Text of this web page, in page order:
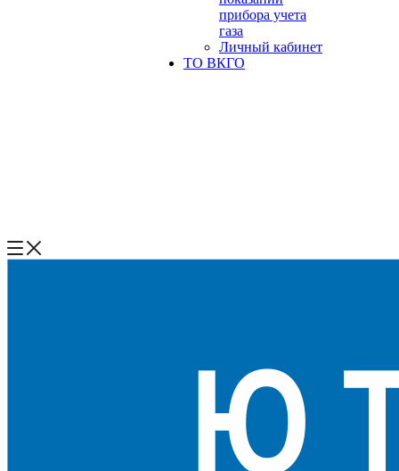
прибора учета
газа
Личный кабинет
ТО ВКГО